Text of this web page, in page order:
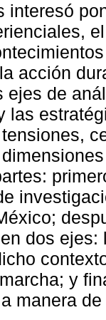
interesó
acción
ejes de
las
dos
y
manera